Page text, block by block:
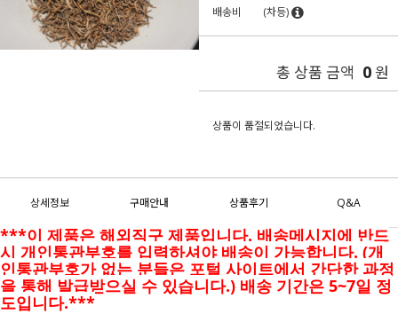
배송비
(차등)
총 상품 금액 0원
상품이 품절되었습니다.
상세정보 구매안내 상품후기 Q&A
***이 제품은 해외직구 제품입니다. 배송메시지에 반드
시 개인통관부호를 입력하셔야 배송이 가능합니다. (개
인통관부호가 없는 분들은 포털 사이트에서 간단한 과정
을 통해 발급받으실 수 있습니다.) 배송 기간은 5~7일 정
도입니다.***